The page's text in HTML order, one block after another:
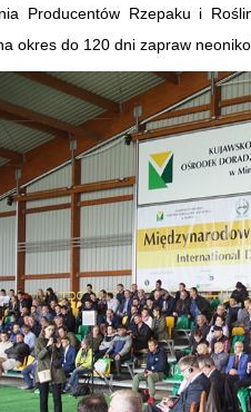
Producentów Rzepaku i
okres do 120 dni zapraw